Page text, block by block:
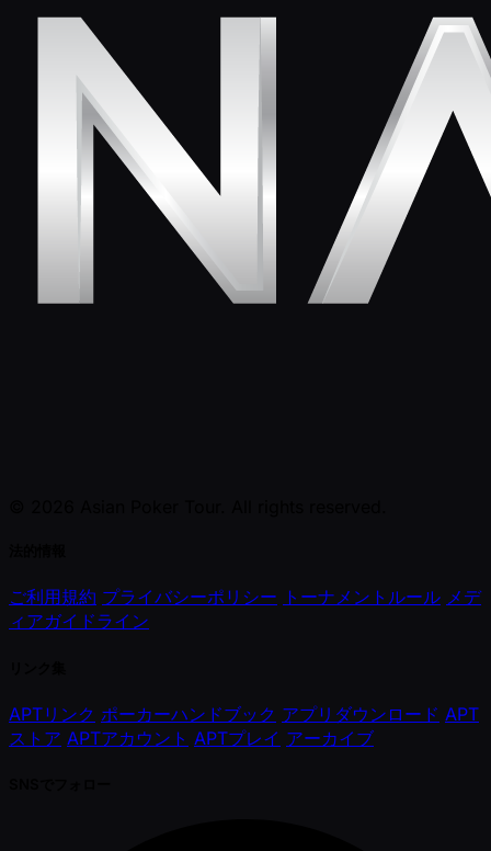
ご利用規約 プライバシーポリシー トーナメントルール メデ
ィアガイドライン
APTリンク ポーカーハンドブック アプリダウンロード APT
ストア APTアカウント APTプレイ アーカイブ